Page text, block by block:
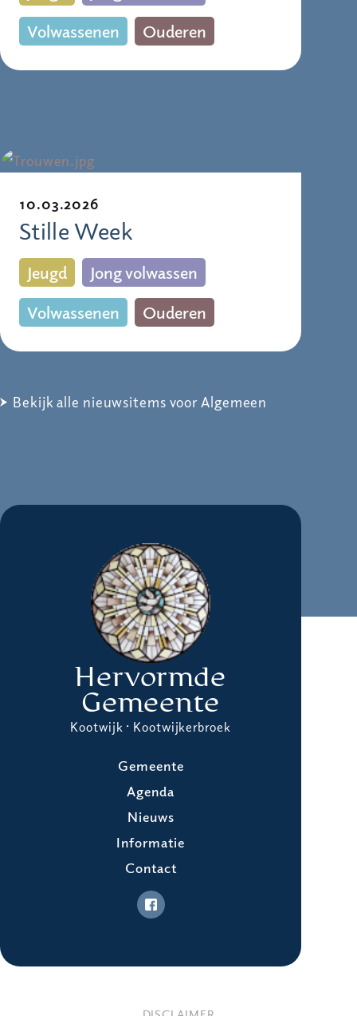
Volwassenen
Ouderen
10.03.2026
Stille Week
Jeugd
Jong volwassen
Volwassenen
Ouderen
Bekijk alle nieuwsitems voor Algemeen
Hervormde
Gemeente
Kootwijk · Kootwijkerbroek
Gemeente
Agenda
Nieuws
Informatie
Contact